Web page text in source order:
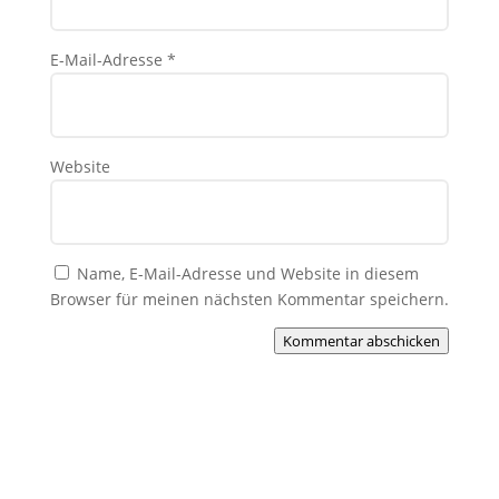
E-Mail-Adresse *
Website
Name, E-Mail-Adresse und Website in diesem
Browser für meinen nächsten Kommentar speichern.
Kommentar abschicken